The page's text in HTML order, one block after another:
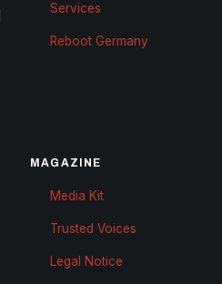
Services
Reboot Germany
MAGAZINE
Media Kit
Trusted Voices
Legal Notice